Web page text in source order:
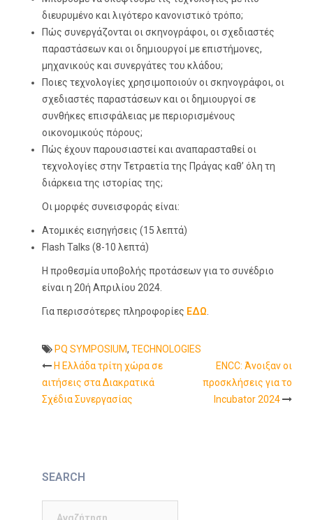
διευρυμένο και λιγότερο κανονιστικό τρόπο;
Πώς συνεργάζονται οι σκηνογράφοι, οι σχεδιαστές
παραστάσεων και οι δημιουργοί με επιστήμονες,
μηχανικούς και συνεργάτες του κλάδου;
Ποιες τεχνολογίες χρησιμοποιούν οι σκηνογράφοι, οι
σχεδιαστές παραστάσεων και οι δημιουργοί σε
συνθήκες επισφάλειας με περιορισμένους
οικονομικούς πόρους;
Πώς έχουν παρουσιαστεί και αναπαρασταθεί οι
τεχνολογίες στην Τετραετία της Πράγας καθ’ όλη τη
διάρκεια της ιστορίας της;
Οι μορφές συνεισφοράς είναι:
Ατομικές εισηγήσεις (15 λεπτά)
Flash Talks (8-10 λεπτά)
Η προθεσμία υποβολής προτάσεων για το συνέδριο
είναι η 20ή Απριλίου 2024.
Για περισσότερες πληροφορίες ΕΔΩ
PQ SYMPOSIUM, TECHNOLOGIES
Post
navigation
Η Ελλάδα τρίτη χώρα σε
αιτήσεις στα Διακρατικά
Σχέδια Συνεργασίας
ENCC: Άνοιξαν οι
προσκλήσεις για το
Incubator 2024
SEARCH